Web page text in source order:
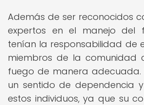
Además de ser reconocidos
expertos en el manejo del
tenían la responsabilidad de
miembros de la comunidad
fuego de manera adecuada.
un sentido de dependencia
estos individuos, ya que su